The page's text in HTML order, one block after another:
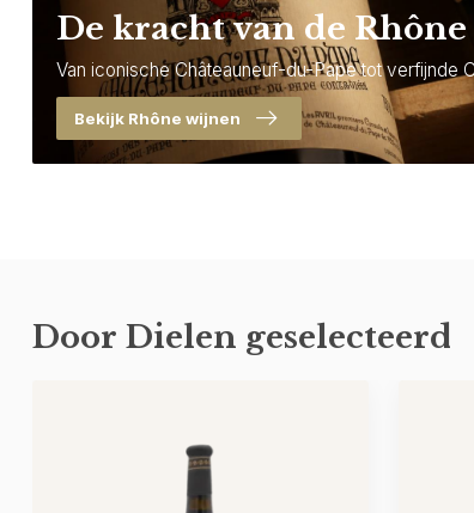
De kracht van de Rhône
Van iconische Châteauneuf-du-Pape tot verfijnde
Bekijk Rhône wijnen
Door Dielen geselecteerd